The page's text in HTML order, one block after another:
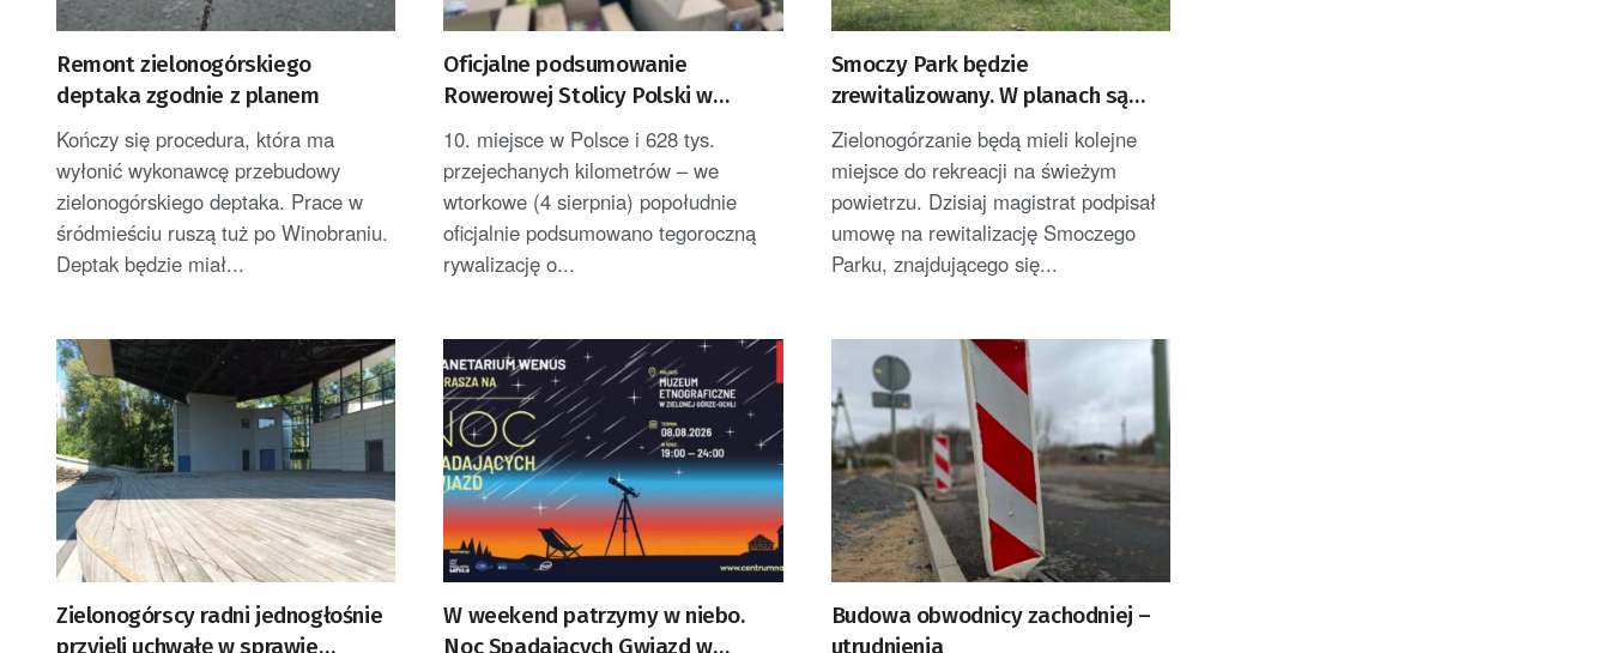
Remont zielonogórskiego
deptaka zgodnie z planem
Kończy się procedura, która ma
wyłonić wykonawcę przebudowy
zielonogórskiego deptaka. Prace w
śródmieściu ruszą tuż po Winobraniu.
Deptak będzie miał...
Oficjalne podsumowanie
Rowerowej Stolicy Polski w
Zielonej Górze
10. miejsce w Polsce i 628 tys.
przejechanych kilometrów – we
wtorkowe (4 sierpnia) popołudnie
oficjalnie podsumowano tegoroczną
rywalizację o...
Smoczy Park będzie
zrewitalizowany. W planach są
nowe atrakcje
Zielonogórzanie będą mieli kolejne
miejsce do rekreacji na świeżym
powietrzu. Dzisiaj magistrat podpisał
umowę na rewitalizację Smoczego
Parku, znajdującego się...
Zielonogórscy radni jednogłośnie
przyjęli uchwałę w sprawie
W weekend patrzymy w niebo.
Noc Spadających Gwiazd w
Budowa obwodnicy zachodniej –
utrudnienia